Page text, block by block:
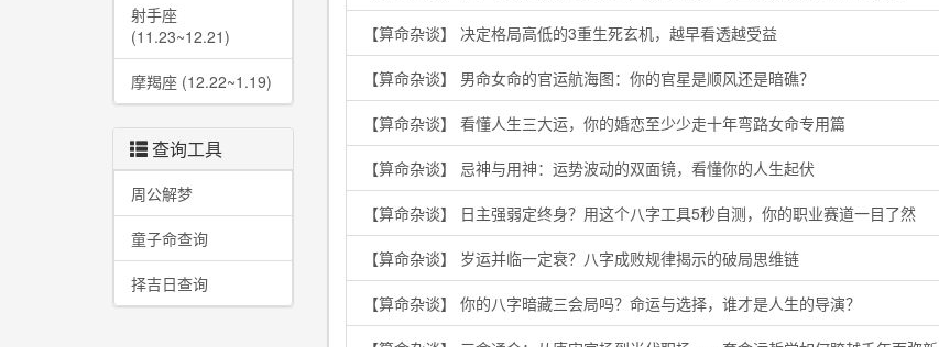
射手座
(11.23~12.21)
摩羯座 (12.22~1.19)
查询工具
周公解梦
童子命查询
择吉日查询
【算命杂谈】 决定格局高低的3重生死玄机，越早看透越受益
【算命杂谈】 男命女命的官运航海图：你的官星是顺风还是暗礁？
【算命杂谈】 看懂人生三大运，你的婚恋至少少走十年弯路女命专用篇
【算命杂谈】 忌神与用神：运势波动的双面镜，看懂你的人生起伏
【算命杂谈】 日主强弱定终身？用这个八字工具5秒自测，你的职业赛道一目了然
【算命杂谈】 岁运并临一定衰？八字成败规律揭示的破局思维链
【算命杂谈】 你的八字暗藏三会局吗？命运与选择，谁才是人生的导演？